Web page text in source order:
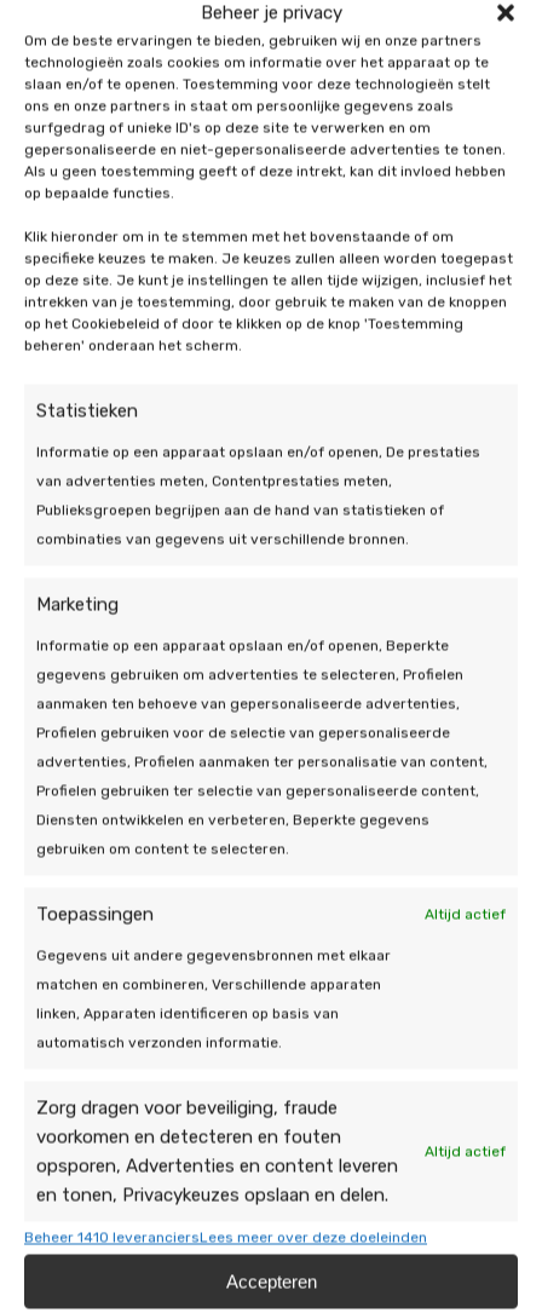
Beheer je privacy
Om de beste ervaringen te bieden, gebruiken wij en onze partners
technologieën zoals cookies om informatie over het apparaat op te
slaan en/of te openen. Toestemming voor deze technologieën stelt
ons en onze partners in staat om persoonlijke gegevens zoals
surfgedrag of unieke ID's op deze site te verwerken en om
gepersonaliseerde en niet-gepersonaliseerde advertenties te tonen.
Als u geen toestemming geeft of deze intrekt, kan dit invloed hebben
op bepaalde functies.
Klik hieronder om in te stemmen met het bovenstaande of om
specifieke keuzes te maken. Je keuzes zullen alleen worden toegepast
op deze site. Je kunt je instellingen te allen tijde wijzigen, inclusief het
intrekken van je toestemming, door gebruik te maken van de knoppen
op het Cookiebeleid of door te klikken op de knop 'Toestemming
beheren' onderaan het scherm.
Statistieken
Informatie op een apparaat opslaan en/of openen, De prestaties
van advertenties meten, Contentprestaties meten,
Publieksgroepen begrijpen aan de hand van statistieken of
combinaties van gegevens uit verschillende bronnen.
Marketing
Informatie op een apparaat opslaan en/of openen, Beperkte
gegevens gebruiken om advertenties te selecteren, Profielen
aanmaken ten behoeve van gepersonaliseerde advertenties,
Profielen gebruiken voor de selectie van gepersonaliseerde
advertenties, Profielen aanmaken ter personalisatie van content,
Profielen gebruiken ter selectie van gepersonaliseerde content,
Diensten ontwikkelen en verbeteren, Beperkte gegevens
gebruiken om content te selecteren.
Toepassingen Altijd actief
Gegevens uit andere gegevensbronnen met elkaar
matchen en combineren, Verschillende apparaten
linken, Apparaten identificeren op basis van
automatisch verzonden informatie.
Zorg dragen voor beveiliging, fraude
voorkomen en detecteren en fouten
opsporen, Advertenties en content leveren
en tonen, Privacykeuzes opslaan en delen.
Altijd actief
Beheer 1410 leveranciersLees meer over deze doeleinden
Accepteren
Kosten van
zonnepanelen in
Hengelo
Wat zonnepanelen op uw woning in Hengelo u
geven. De totaalprijs wordt namelijk bepaald door
meerdere factoren, zoals de hoeveelheid
zonnepanelen die u afneemt, de capaciteit van de
zonnepanelen, het vermogen van de panelen, de
complexiteit van de klus en dergelijke aspecten. Wilt
ons? Vraag dan een adviesgesprek bij ons aan.
Subsidie voor zonnepanelen in
Hengelo mogelijk?
Het is niet meer mogelijk om subsidie te krijgen op
gemeente Hengelo. U kunt echter wel
regeling is de salderingsregeling. Deze regeling
maakt het mogelijk bij een overschot aan
geproduceerde energie, dit overschot terug te
leveren aan het energienetwerk tegen een kleine
vergoeding. Deze regeling geldt nog tot 2025,
waarna hij langzaam wordt afgebouwd. Bovendien
kunt u gebruikmaken van het 0% btw-tarief. Dit
houdt in dat u bij de aankoop en installatie van uw
een verlaagd btw van 6%, maar nu is dit percentage
gedaald naar 0%.
Zonnepanelen kopen in
Hengelo bij de Duurzame
Jongens
Wanneer u zonnepanelen wilt kopen in de regio van
Hengelo, dan doet u dat bij De Duurzame Jongens.
Wij werken uitsluitend met topmerken van
zonnepanelen, zoals Sunpower, Huawei en Suntech.
montagematerialen zijn van deze A-merken